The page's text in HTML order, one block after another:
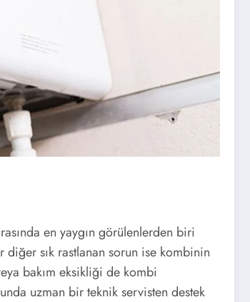
en yaygın görülenlerden biri
diğer sık rastlanan sorun ise kombinin
bakım eksikliği de kombi
uzman bir teknik servisten destek